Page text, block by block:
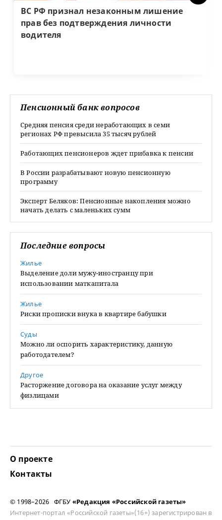
ВС РФ признал незаконным лишение
прав без подтверждения личности
водителя
Пенсионный банк вопросов
Средняя пенсия среди неработающих в семи
регионах РФ превысила 35 тысяч рублей
Работающих пенсионеров ждет прибавка к пенсии
В России разрабатывают новую пенсионную
программу
Эксперт Беляков: Пенсионные накопления можно
начать делать с маленьких сумм
Последние вопросы
Жилье
Выделение доли мужу-иностранцу при
использовании маткапитала
Жилье
Риски прописки внука в квартире бабушки
Суды
Можно ли оспорить характеристику, данную
работодателем?
Другое
Расторжение договора на оказание услуг между
физлицами
О проекте
Контакты
© 1998–2026 ФГБУ «Редакция «Российской газеты»
Интернет-портал «Российской газеты»(16+) зарегистрирован в